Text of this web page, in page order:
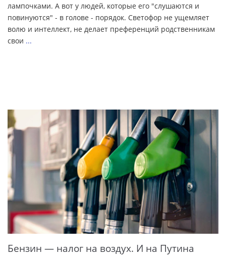
лампочками. А вот у людей, которые его "слушаются и
повинуются" - в голове - порядок. Светофор не ущемляет
волю и интеллект, не делает преференций родственникам
свои ...
Бензин — налог на воздух. И на Путина